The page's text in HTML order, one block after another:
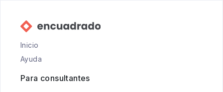
Inicio
Ayuda
Para consultantes